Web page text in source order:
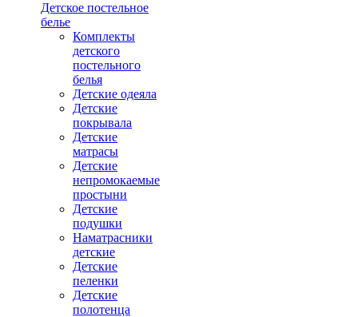
Детское постельное
белье
Комплекты
детского
постельного
белья
Детские одеяла
Детские
покрывала
Детские
матрасы
Детские
непромокаемые
простыни
Детские
подушки
Наматрасники
детские
Детские
пеленки
Детские
полотенца